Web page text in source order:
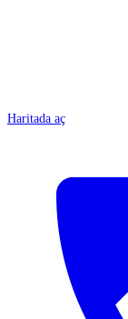
Haritada aç